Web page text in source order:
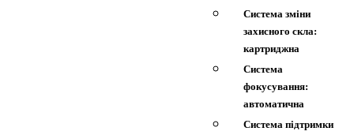
Система зміни
захисного скла:
картриджна
Система
фокусування:
автоматична
Система підтримки